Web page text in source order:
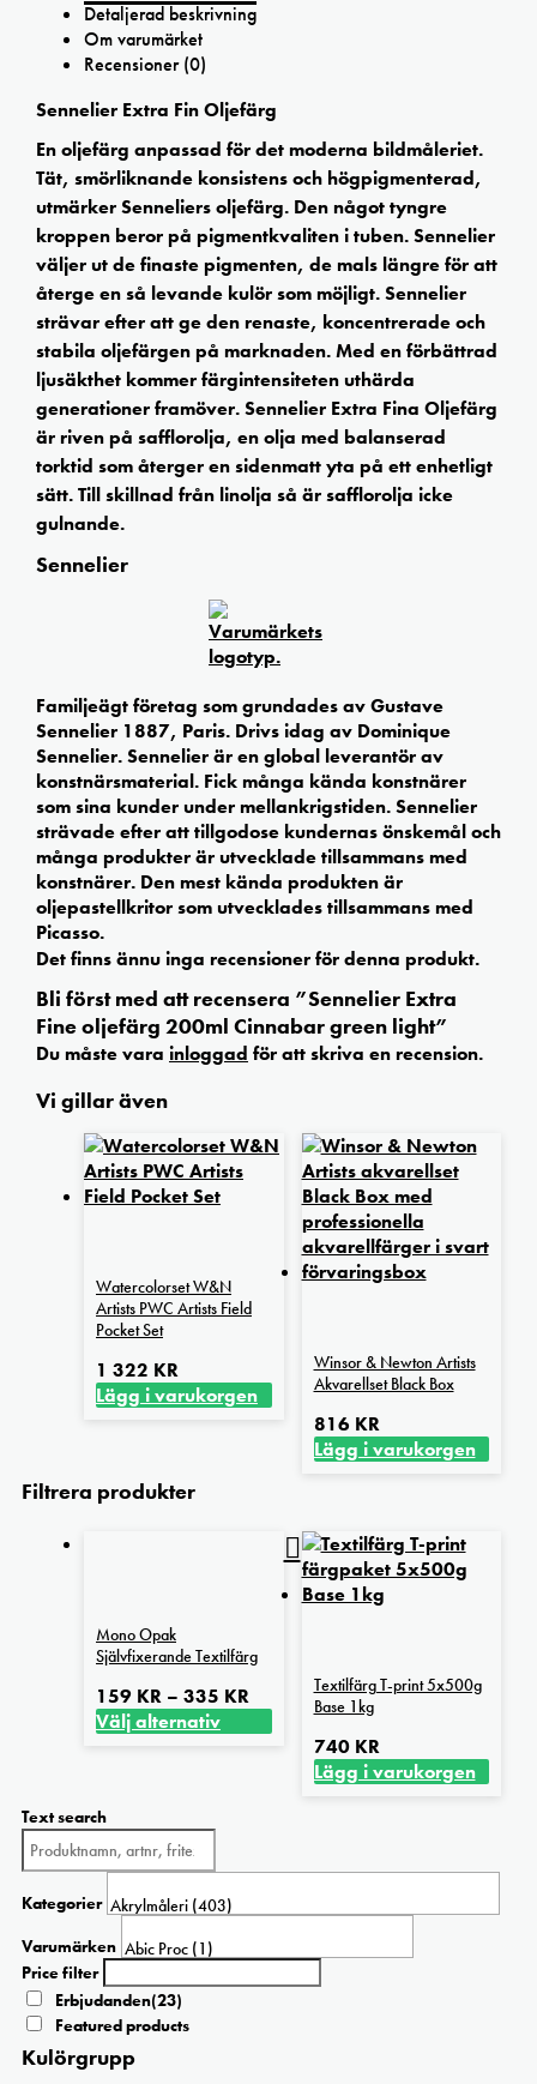
Detaljerad beskrivning
Om varumärket
Recensioner (0)
Sennelier Extra Fin Oljefärg
En oljefärg anpassad för det moderna bildmåleriet.
Tät, smörliknande konsistens och högpigmenterad,
utmärker Senneliers oljefärg. Den något tyngre
kroppen beror på pigmentkvaliten i tuben. Sennelier
väljer ut de finaste pigmenten, de mals längre för att
återge en så levande kulör som möjligt. Sennelier
strävar efter att ge den renaste, koncentrerade och
stabila oljefärgen på marknaden. Med en förbättrad
ljusäkthet kommer färgintensiteten uthärda
generationer framöver. Sennelier Extra Fina Oljefärg
är riven på safflorolja, en olja med balanserad
torktid som återger en sidenmatt yta på ett enhetligt
sätt. Till skillnad från linolja så är safflorolja icke
gulnande.
Sennelier
Familjeägt företag som grundades av Gustave
Sennelier 1887, Paris. Drivs idag av Dominique
Sennelier. Sennelier är en global leverantör av
konstnärsmaterial. Fick många kända konstnärer
som sina kunder under mellankrigstiden. Sennelier
strävade efter att tillgodose kundernas önskemål och
många produkter är utvecklade tillsammans med
konstnärer. Den mest kända produkten är
oljepastellkritor som utvecklades tillsammans med
Picasso.
Det finns ännu inga recensioner för denna produkt.
Bli först med att recensera ”Sennelier Extra
Fine oljefärg 200ml Cinnabar green light”
Du måste vara inloggad för att skriva en recension.
Vi gillar även
Watercolorset W&N
Artists PWC Artists Field
Pocket Set
1 322 KR
Lägg i varukorgen
Winsor & Newton Artists
Akvarellset Black Box
816 KR
Lägg i varukorgen
Mono Opak
Självfixerande Textilfärg
159 KR – 335 KR Prisintervall:
Välj alternativ
har
flera
varianter.
De
olika
alternativen
kan
väljas
på
Textilfärg T-print 5x500g
Base 1kg
740 KR
Lägg i varukorgen
Filtrera produkter
Text search
Kategorier
Varumärken
Price filter
Erbjudanden(23)
Featured products
Kulörgrupp